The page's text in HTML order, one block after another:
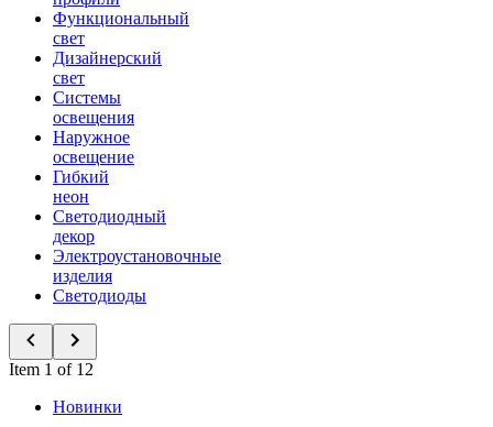
Функциональный
свет
Дизайнерский
свет
Системы
освещения
Наружное
освещение
Гибкий
неон
Светодиодный
декор
Электроустановочные
изделия
Светодиоды
Item 1 of 12
Новинки